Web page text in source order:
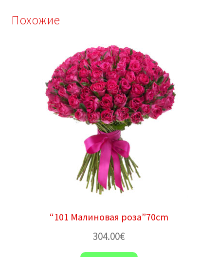
Похожие
“101 Малиновая роза”70cm
304.00€